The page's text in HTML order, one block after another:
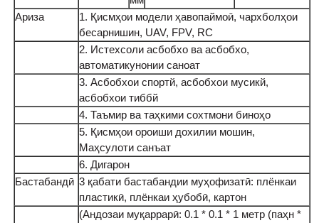
Ариза
1. Қисмҳои модели ҳавопаймоӣ, чархболҳои
бесарнишин, UAV, FPV, RC
2. Истехсоли асбобхо ва асбобхо,
автоматикунонии саноат
3. Асбобхои спортй, асбобхои мусикй,
асбобхои тиббй
4. Таъмир ва таҳкими сохтмони биноҳо
5. Қисмҳои ороиши дохилии мошин,
Маҳсулоти санъат
6. Дигарон
Бастабандӣ 3 қабати бастабандии муҳофизатӣ: плёнкаи
пластикӣ, плёнкаи ҳубобӣ, картон
(Андозаи муқаррарӣ: 0.1 * 0.1 * 1 метр (паҳн *